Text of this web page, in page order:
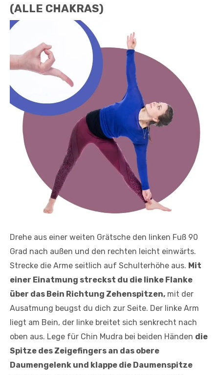
(ALLE CHAKRAS)
Drehe aus einer weiten Grätsche den linken Fuß 90
Grad nach außen und den rechten leicht einwärts.
Strecke die Arme seitlich auf Schulterhöhe aus. Mit
einer Einatmung streckst du die linke Flanke
über das Bein Richtung Zehenspitzen, mit der
Ausatmung beugst du dich zur Seite. Der linke Arm
liegt am Bein, der linke breitet sich senkrecht nach
oben aus. Lege für Chin Mudra bei beiden Händen die
Spitze des Zeigefingers an das obere
Daumengelenk und klappe die Daumenspitze